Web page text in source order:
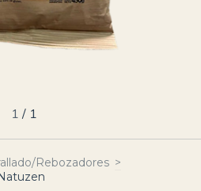
1 / 1
Rebozadores >